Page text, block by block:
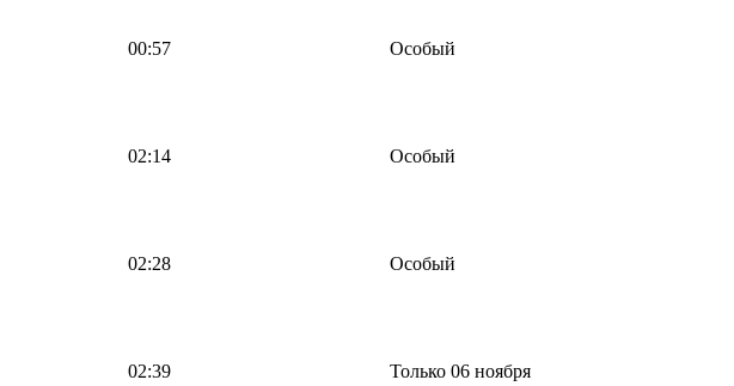
00:57 Особый
02:14 Особый
02:28 Особый
02:39 Только 06 ноября